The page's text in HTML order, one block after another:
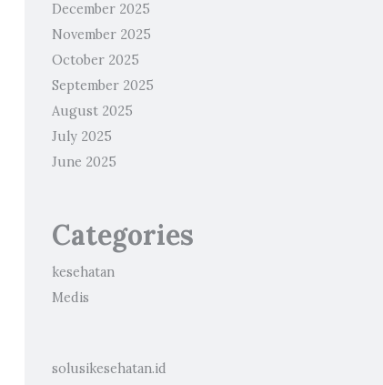
December 2025
November 2025
October 2025
September 2025
August 2025
July 2025
June 2025
Categories
kesehatan
Medis
solusikesehatan.id